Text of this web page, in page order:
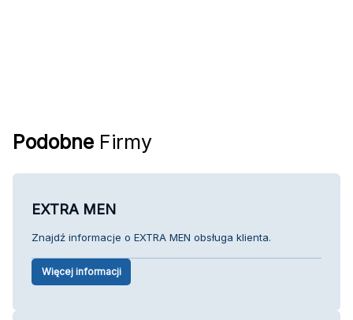
Podobne Firmy
EXTRA MEN
Znajdź informacje o EXTRA MEN obsługa klienta.
Więcej informacji